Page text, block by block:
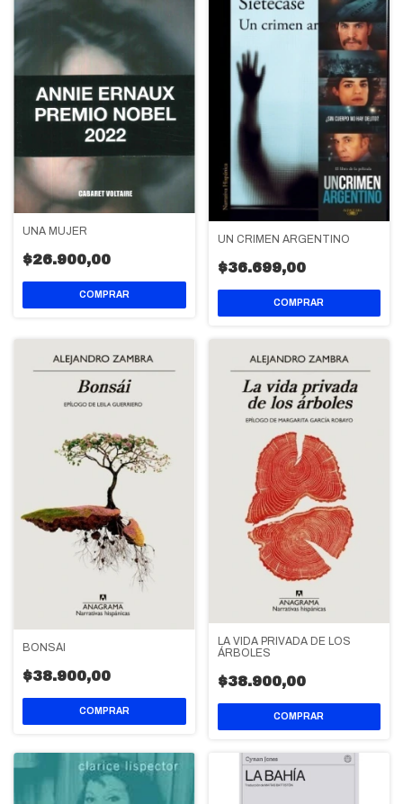
UNA MUJER
$26.900,00
UN CRIMEN ARGENTINO
$36.699,00
BONSÁI
$38.900,00
LA VIDA PRIVADA DE LOS
ÁRBOLES
$38.900,00